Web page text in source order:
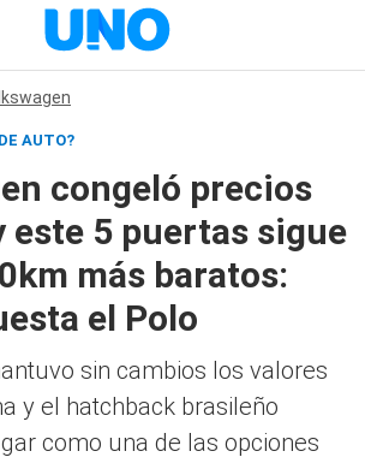
AUTO?
congeló precios
este 5 puertas sigue
más baratos:
el Polo
sin cambios los valores
y el hatchback brasileño
como una de las opciones